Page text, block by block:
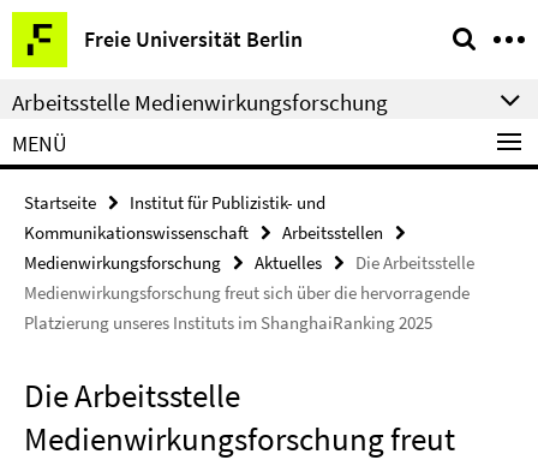
Springe
direkt
zu
Inhalt
Freie Universität Berlin
Service-
Navigation
Arbeitsstelle Medienwirkungsforschung
MENÜ
Startseite
Institut für Publizistik- und
Kommunikationswissenschaft
Arbeitsstellen
Medienwirkungsforschung
Aktuelles
Die Arbeitsstelle
Medienwirkungsforschung freut sich über die hervorragende
Platzierung unseres Instituts im ShanghaiRanking 2025
Die Arbeitsstelle
Medienwirkungsforschung freut